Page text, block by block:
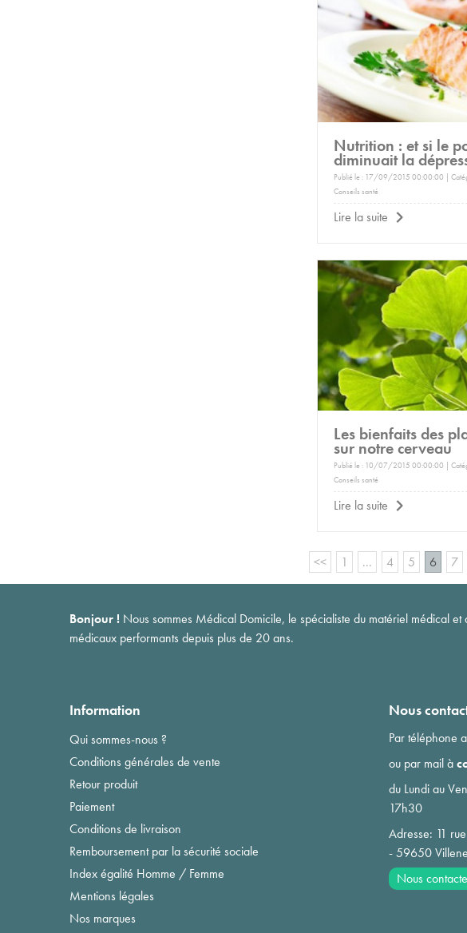
Nutrition : et si le
diminuait la
Publié le : 17/09/2015 00:00:00 |
Conseils santé
Lire la suite
Les bienfaits des
sur notre cerveau
Publié le : 10/07/2015 00:00:00 |
Conseils santé
Lire la suite
<< 1 ... 4 5 6 7
Bonjour ! Nous sommes Médical Domicile, le spécialiste du matériel médical
médicaux performants depuis plus de 20 ans.
Information
Qui sommes-nous ?
Conditions générales de vente
Retour produit
Paiement
Conditions de livraison
Remboursement par la sécurité sociale
Index égalité Homme / Femme
Mentions légales
Nos marques
Nous
Par téléphone
ou par mail à
du Lundi au
17h30
Adresse: 11
- 59650
Nous